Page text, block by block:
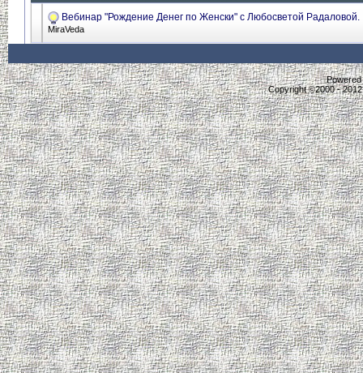
Вебинар "Рождение Денег по Женски" с Любосветой Радаловой.
MiraVeda
Powered
Copyright ©2000 -